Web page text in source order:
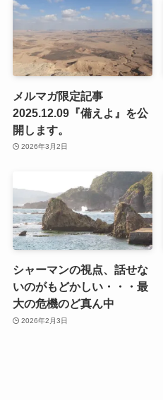
メルマガ限定記事
2025.12.09『備えよ』を公
開します。
2026年3月2日
シャーマンの視点、話せな
いのがもどかしい・・・最
大の危機のど真ん中
2026年2月3日